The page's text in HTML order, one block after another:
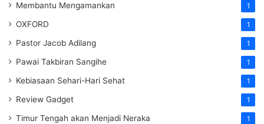
Membantu Mengamankan 1
OXFORD 1
Pastor Jacob Adilang 1
Pawai Takbiran Sangihe 1
Kebiasaan Sehari-Hari Sehat 1
Review Gadget 1
Timur Tengah akan Menjadi Neraka 1